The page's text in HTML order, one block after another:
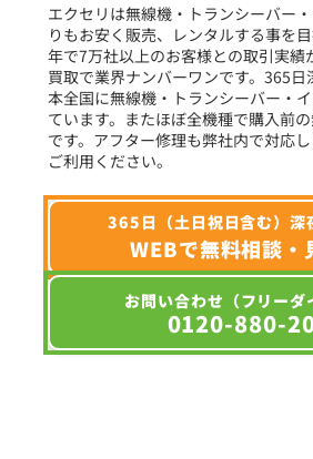
選択条件をリセッ
エクセリは無線機・トランシーバー
りもお安く販売、レンタルする事を
年で7万社以上のお客様との取引実績
買取で業界ナンバーワンです。365日
本全国に無線機・トランシーバー・
ています。またほぼ全機種で購入前
です。アフター修理も弊社内で対応
ご利用ください。
365日（土日祝日含む）深
WEBで無料相談・
お問い合わせ（フリーダ
0120-880-